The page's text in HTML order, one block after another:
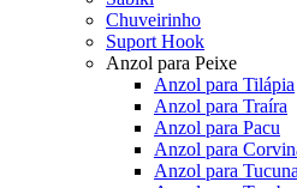
Chuveirinho
Suport Hook
Anzol para Peixe
Anzol para Tilápia
Anzol para Traíra
Anzol para Pacu
Anzol para
Anzol para